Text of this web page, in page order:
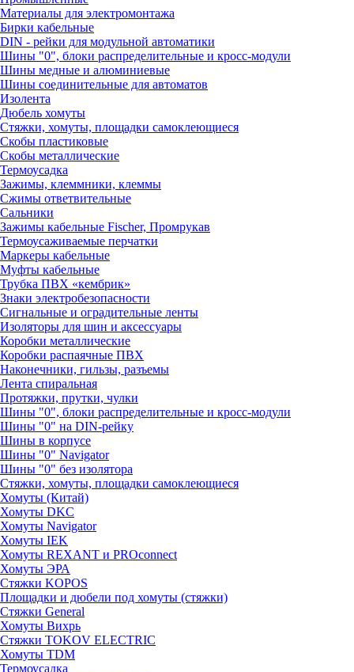
Материалы для электромонтажа
Бирки кабельные
DIN - рейки для модульной автоматики
Шины "0", блоки распределительные и кросс-модули
Шины медные и алюминиевые
Шины соединительные для автоматов
Изолента
Дюбель хомуты
Стяжки, хомуты, площадки самоклеющиеся
Скобы пластиковые
Скобы металлические
Термоусадка
Зажимы, клеммники, клеммы
Сжимы ответвительные
Сальники
Зажимы кабельные Fischer, Промрукав
Термоусаживаемые перчатки
Маркеры кабельные
Муфты кабельные
Трубка ПВХ «кембрик»
Знаки электробезопасности
Сигнальные и оградительные ленты
Изоляторы для шин и аксессуары
Коробки металлические
Коробки распаячные ПВХ
Наконечники, гильзы, разъемы
Лента спиральная
Протяжки, прутки, чулки
Шины "0", блоки распределительные и кросс-модули
Шины "0" на DIN-рейку
Шины в корпусе
Шины "0" Navigator
Шины "0" без изолятора
Стяжки, хомуты, площадки самоклеющиеся
Хомуты (Китай)
Хомуты DKC
Хомуты Navigator
Хомуты IEK
Хомуты REXANT и PROconnect
Хомуты ЭРА
Стяжки KOPOS
Площадки и дюбели под хомуты (стяжки)
Стяжки General
Хомуты Вихрь
Стяжки TOKOV ELECTRIC
Хомуты TDM
Термоусадка